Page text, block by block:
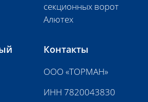
секционных ворот
Алютех
Контакты
ООО «ТОРМАН»
ИНН 7820043830